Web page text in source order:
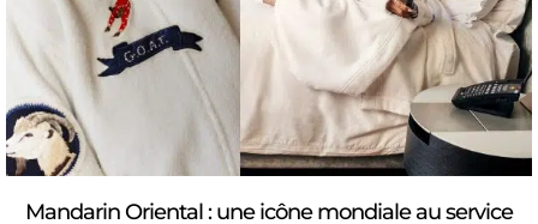
Mandarin Oriental : une icône mondiale au service